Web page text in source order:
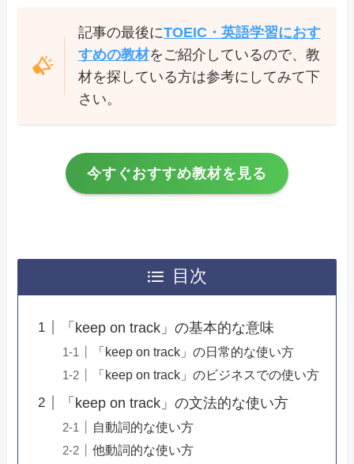
記事の最後にTOEIC・英語学習におす
すめの教材をご紹介しているので、教
材を探している方は参考にしてみて下
さい。
今すぐおすすめ教材を見る
目次
「keep on track」の基本的な意味
「keep on track」の日常的な使い方
「keep on track」のビジネスでの使い方
「keep on track」の文法的な使い方
自動詞的な使い方
他動詞的な使い方